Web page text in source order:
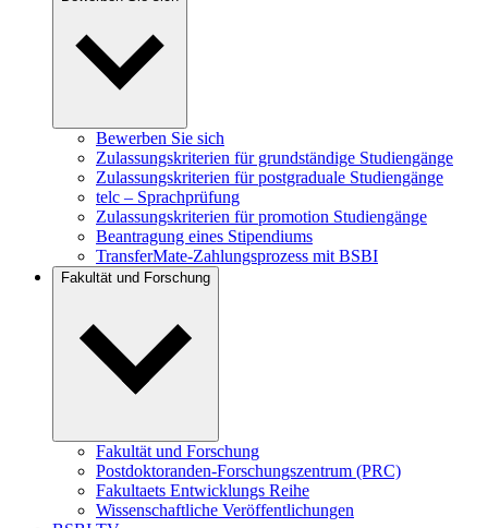
Bewerben Sie sich
Zulassungskriterien für grundständige Studiengänge
Zulassungskriterien für postgraduale Studiengänge
telc – Sprachprüfung
Zulassungskriterien für promotion Studiengänge
Beantragung eines Stipendiums
TransferMate-Zahlungsprozess mit BSBI
Fakultät und Forschung
Fakultät und Forschung
Postdoktoranden-Forschungszentrum (PRC)
Fakultaets Entwicklungs Reihe
Wissenschaftliche Veröffentlichungen